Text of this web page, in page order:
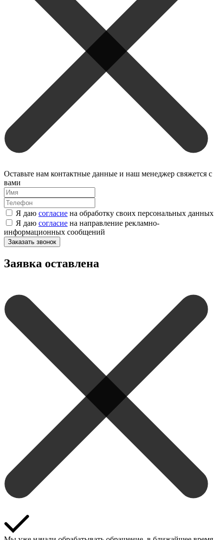
Оставьте нам контактные данные и наш менеджер свяжется с
вами
Я даю согласие на обработку своих персональных данных
Я даю согласие на направление рекламно-
информационных сообщений
Заказать звонок
Заявка оставлена